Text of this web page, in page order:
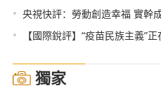
• 央視快評：勞動創造幸福 實幹
• 【國際銳評】“疫苗民族主義”
獨家